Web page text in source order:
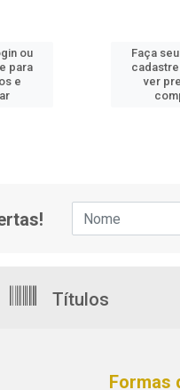
ou
para
e
Faça
ver
Títulos
Formas